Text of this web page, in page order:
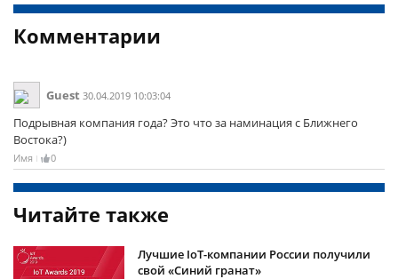
Комментарии
Guest 30.04.2019 10:03:04
Подрывная компания года? Это что за наминация с Ближнего
Востока?)
Имя 0
Читайте также
Лучшие IoT-компании России получили
свой «Синий гранат»